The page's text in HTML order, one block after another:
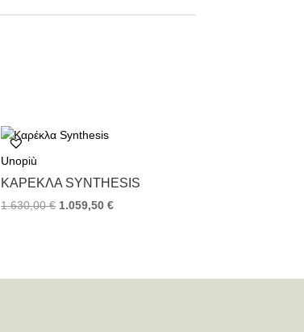
Unopiù
ΚΑΡΈΚΛΑ SYNTHESIS
1.630,00€ 1.059,50€